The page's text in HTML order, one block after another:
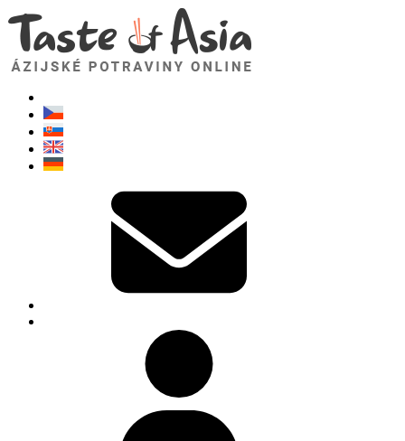
TasteOfAsia.sk
Neváhajte sa opýtať. Som tu pre vás!